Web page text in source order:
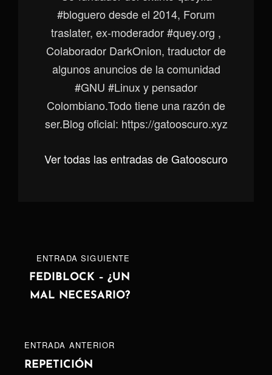
#bloguero desde el 2014, Forum
traslater, ex-moderador #quey.org ,
Colaborador DarkOnion, traductor de
algunos anuncios de la comunidad
#GNU #Linux y pensador
Colombiano.Todo tiene una razón de
ser.Blog oficial: https://gatooscuro.xyz
Ver todas las entradas de Gatooscuro
Navegación
de
entradas
ENTRADA
ANTERIOR
ENTRADA ANTERIOR
REPETICIÓN
ENTRADA
SIGUIENTE
ENTRADA SIGUIENTE
FEDIBLOCK – ¿UN
MAL NECESARIO?